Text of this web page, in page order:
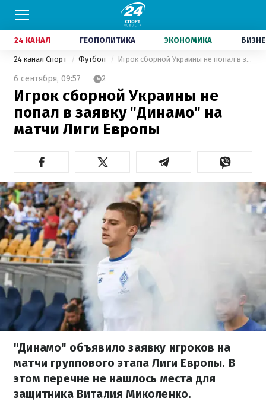
24 КАНАЛ ГЕОПОЛИТИКА ЭКОНОМИКА
24 канал Спорт Футбол Игрок сборной Украины не попал в заявку "Динамо" на матчи Лиги Европы
6 сентября, 09:57 2
Игрок сборной Украины не
попал в заявку "Динамо" на
матчи Лиги Европы
"Динамо" объявило заявку игроков на
матчи группового этапа Лиги Европы. В
этом перечне не нашлось места для
защитника Виталия Миколенко.